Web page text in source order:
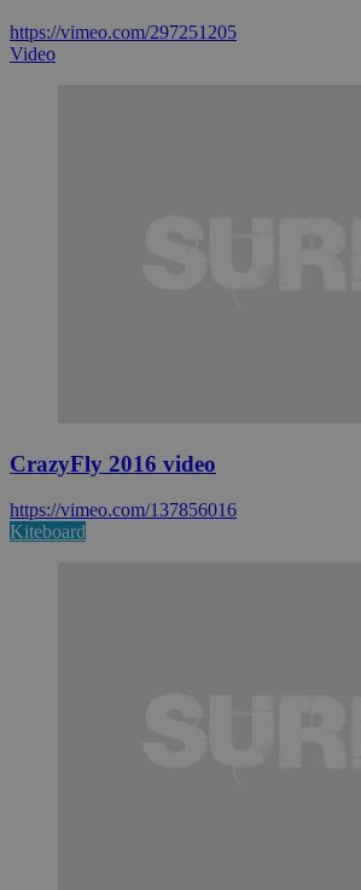
https://vimeo.com/297251205
Video
CrazyFly 2016 video
https://vimeo.com/137856016
Kiteboard